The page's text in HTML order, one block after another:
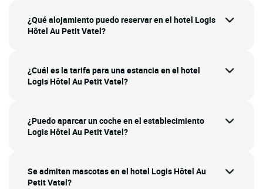
¿Qué alojamiento puedo reservar en el hotel Logis
Hôtel Au Petit Vatel?
¿Cuál es la tarifa para una estancia en el hotel
Logis Hôtel Au Petit Vatel?
¿Puedo aparcar un coche en el establecimiento
Logis Hôtel Au Petit Vatel?
Se admiten mascotas en el hotel Logis Hôtel Au
Petit Vatel?